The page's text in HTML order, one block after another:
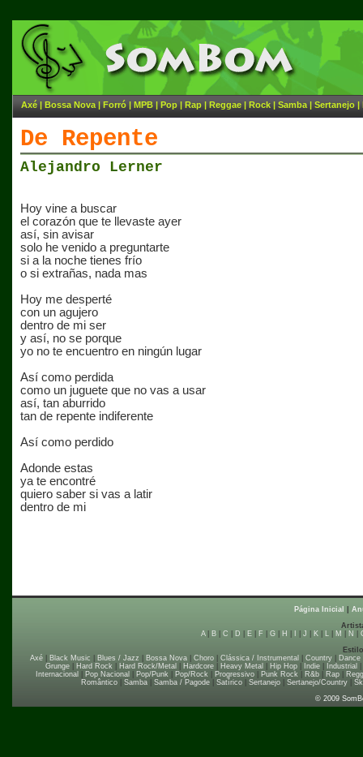
Axé | Bossa Nova | Forró | MPB | Pop | Rap | Reggae | Rock | Samba | Sertanejo |
De Repente
Alejandro Lerner
Hoy vine a buscar
el corazón que te llevaste ayer
así, sin avisar
solo he venido a preguntarte
si a la noche tienes frío
o si extrañas, nada mas
Hoy me desperté
con un agujero
dentro de mi ser
y así, no se porque
yo no te encuentro en ningún lugar
Así como perdida
como un juguete que no vas a usar
así, tan aburrido
tan de repente indiferente
Así como perdido
Adonde estas
ya te encontré
quiero saber si vas a latir
dentro de mi
Página Inicial
A| B| C D E| F G| H J K| L| M N
Axé
Black Music Blues / Jazz Bossa Nova Choro Clássica / Instrumental Country Dance
Grunge| Hard Rock| Hard Rock/Metal Hardcore| Heavy Metal Hip Hop| Indie| Industrial
Internacional
Pop Nacional Pop/Punk| Pop/Rock| Progressivo| Punk Rock| R&b| Rap|
Romântico| Samba| Samba / Pagode| Satírico| Sertanejo| Sertanejo/Country|
© 2009